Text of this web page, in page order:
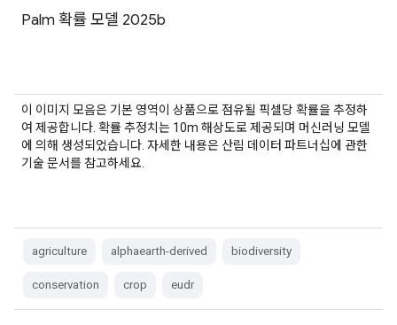
Palm 확률 모델 2025b
이 이미지 모음은 기본 영역이 상품으로 점유될 픽셀당 확률을 추정하
여 제공합니다. 확률 추정치는 10m 해상도로 제공되며 머신러닝 모델
에 의해 생성되었습니다. 자세한 내용은 산림 데이터 파트너십에 관한
기술 문서를 참고하세요.
agriculture alphaearth-derived biodiversity
conservation crop eudr